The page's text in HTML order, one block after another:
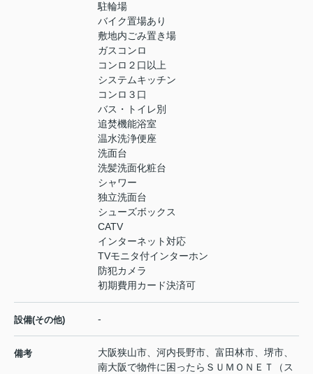
駐輪場
バイク置場あり
敷地内ごみ置き場
ガスコンロ
コンロ２口以上
システムキッチン
コンロ３口
バス・トイレ別
追焚機能浴室
温水洗浄便座
洗面台
洗髪洗面化粧台
シャワー
独立洗面台
シューズボックス
CATV
インターネット対応
TVモニタ付インターホン
防犯カメラ
初期費用カード決済可
設備(その他) -
備考
大阪狭山市、河内長野市、富田林市、堺市、
南大阪で物件に困ったらＳＵＭＯＮＥＴ（ス